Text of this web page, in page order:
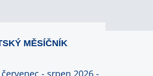
MĚSÍČNÍK